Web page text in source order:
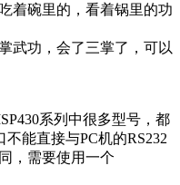
着碗里的，看着锅里的功
武功，会了三掌了，可以
系列中很多型号，都
能直接与PC机的RS232
，需要使用一个